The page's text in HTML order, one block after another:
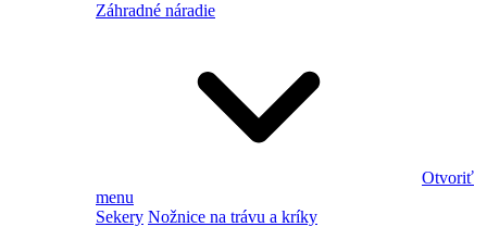
Záhradné náradie
Otvoriť
menu
Sekery Nožnice na trávu a kríky